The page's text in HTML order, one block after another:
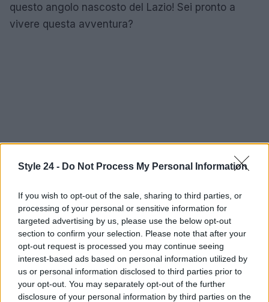
Style 24 - Do Not Process My Personal Information
If you wish to opt-out of the sale, sharing to third parties, or
processing of your personal or sensitive information for
targeted advertising by us, please use the below opt-out
section to confirm your selection. Please note that after your
opt-out request is processed you may continue seeing
interest-based ads based on personal information utilized by
us or personal information disclosed to third parties prior to
your opt-out. You may separately opt-out of the further
disclosure of your personal information by third parties on the
questo angolo nascosto del Lazio! Sei pronto a
vivere questa avventura?
AUTORE
Staff